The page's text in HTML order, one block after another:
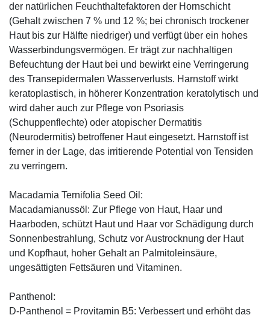
der natürlichen Feuchthaltefaktoren der Hornschicht
(Gehalt zwischen 7 % und 12 %; bei chronisch trockener
Haut bis zur Hälfte niedriger) und verfügt über ein hohes
Wasserbindungsvermögen. Er trägt zur nachhaltigen
Befeuchtung der Haut bei und bewirkt eine Verringerung
des Transepidermalen Wasserverlusts. Harnstoff wirkt
keratoplastisch, in höherer Konzentration keratolytisch und
wird daher auch zur Pflege von Psoriasis
(Schuppenflechte) oder atopischer Dermatitis
(Neurodermitis) betroffener Haut eingesetzt. Harnstoff ist
ferner in der Lage, das irritierende Potential von Tensiden
zu verringern.
Macadamia Ternifolia Seed Oil:
Macadamianussöl: Zur Pflege von Haut, Haar und
Haarboden, schützt Haut und Haar vor Schädigung durch
Sonnenbestrahlung, Schutz vor Austrocknung der Haut
und Kopfhaut, hoher Gehalt an Palmitoleinsäure,
ungesättigten Fettsäuren und Vitaminen.
Panthenol:
D-Panthenol = Provitamin B5: Verbessert und erhöht das